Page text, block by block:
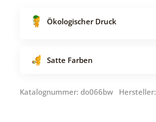
Ökologischer Druck
Satte Farben
Katalognummer: do066bw Hersteller: